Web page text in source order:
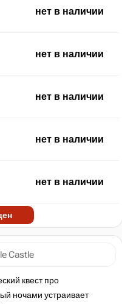
Castle
квест про
ночами устраивает
нет в наличии
нет в наличии
нет в наличии
нет в наличии
нет в наличии